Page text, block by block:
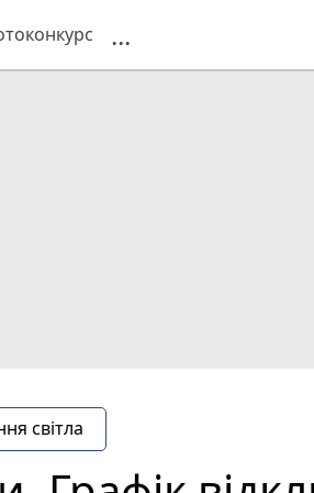
...
світла